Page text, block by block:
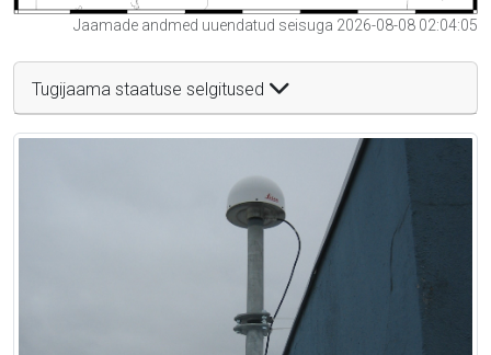
Jaamade andmed uuendatud seisuga 2026-08-08 02:04:05
Tugijaama staatuse selgitused